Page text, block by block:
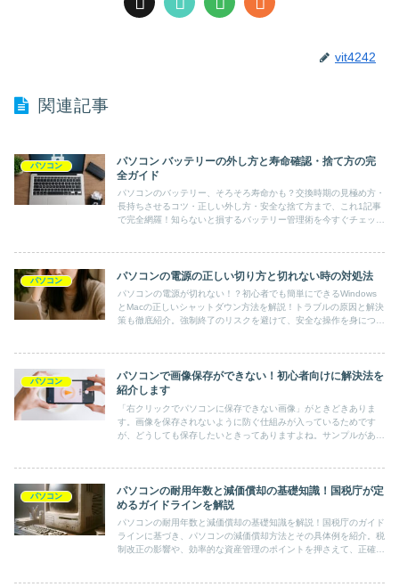
vit4242
関連記事
パソコン
パソコン バッテリーの外し方と寿命確認・捨て方の完
全ガイド
パソコンのバッテリー、そろそろ寿命かも？交換時期の見極め方・
長持ちさせるコツ・正しい外し方・安全な捨て方まで、これ1記事
で完全網羅！知らないと損するバッテリー管理術を今すぐチェッ
パソコン パソコンの電源の正しい切り方と切れない時の対処法
パソコンの電源が切れない！？初心者でも簡単にできるWindows
とMacの正しいシャットダウン方法を解説！トラブルの原因と解決
策も徹底紹介。強制終了のリスクを避けて、安全な操作を身につけ
パソコン
パソコンで画像保存ができない！初心者向けに解決法を
紹介します
「右クリックでパソコンに保存できない画像」がときどきありま
す。画像を保存されないように防ぐ仕組みが入っているためです
が、どうしても保存したいときってありますよね。サンプルがある
パソコン
パソコンの耐用年数と減価償却の基礎知識！国税庁が定
めるガイドラインを解説
パソコンの耐用年数と減価償却の基礎知識を解説！国税庁のガイド
ラインに基づき、パソコンの減価償却方法とその具体例を紹介。税
制改正の影響や、効率的な資産管理のポイントを押さえて、正確な